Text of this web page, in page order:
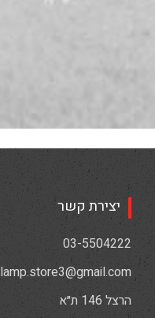
יצירת קשר
03-5504222
lamp.store3@gmail.com
הרצל 146 ת״א